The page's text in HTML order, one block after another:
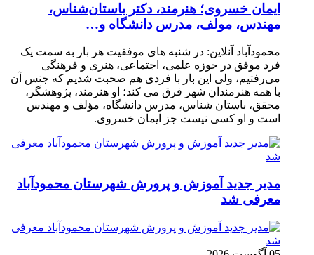
ایمان خسروی؛ هنرمند، دکتر باستان‌شناس،
مهندس، مولف، مدرس دانشگاه و…
محمودآباد آنلاین: در شنبه های موفقیت هر بار به سمت یک
فرد موفق در حوزه علمی، اجتماعی، هنری و فرهنگی
می‌رفتیم، ولی این بار با فردی هم صحبت شدیم که جنس آن
با همه هنرمندان شهر فرق می کند؛ او هنرمند، پژوهشگر،
محقق، باستان شناس، مدرس دانشگاه، مؤلف و مهندس
است و او کسی نیست جز ایمان خسروی.
مدیر جدید آموزش و پرورش شهرستان محمودآباد
معرفی شد